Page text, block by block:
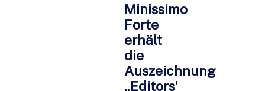
Minissimo
Forte
erhält
die
Auszeichnung
„Editors’